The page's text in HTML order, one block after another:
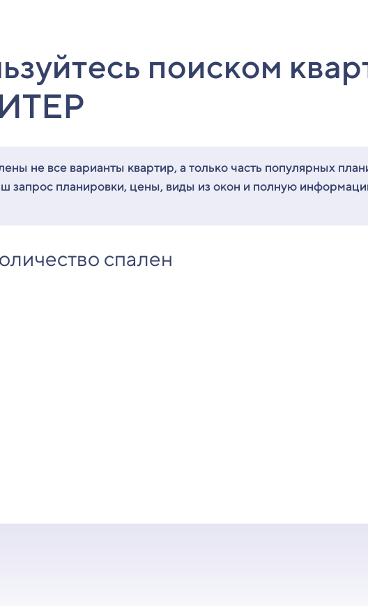
поиском
не все варианты квартир, а только часть популярных
запрос планировки, цены, виды из окон и полную
спален